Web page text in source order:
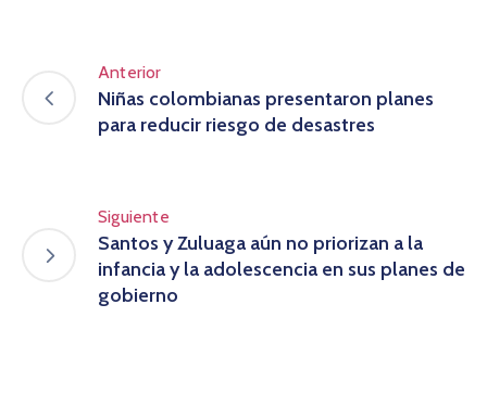
Anterior
Niñas colombianas presentaron planes
para reducir riesgo de desastres
Siguiente
Santos y Zuluaga aún no priorizan a la
infancia y la adolescencia en sus planes de
gobierno